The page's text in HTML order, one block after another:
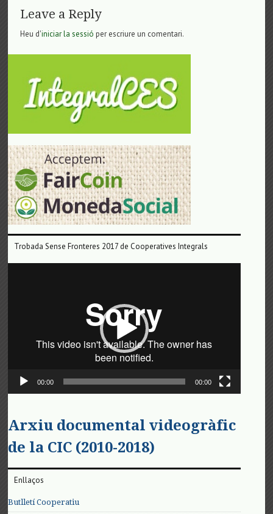
Leave a Reply
Heu d'iniciar la sessió per escriure un comentari.
Trobada Sense Fronteres 2017 de Cooperatives Integrals
00:00 00:00
Arxiu documental videogràfic
de la CIC (2010-2018)
Enllaços
Butlletí Cooperatiu